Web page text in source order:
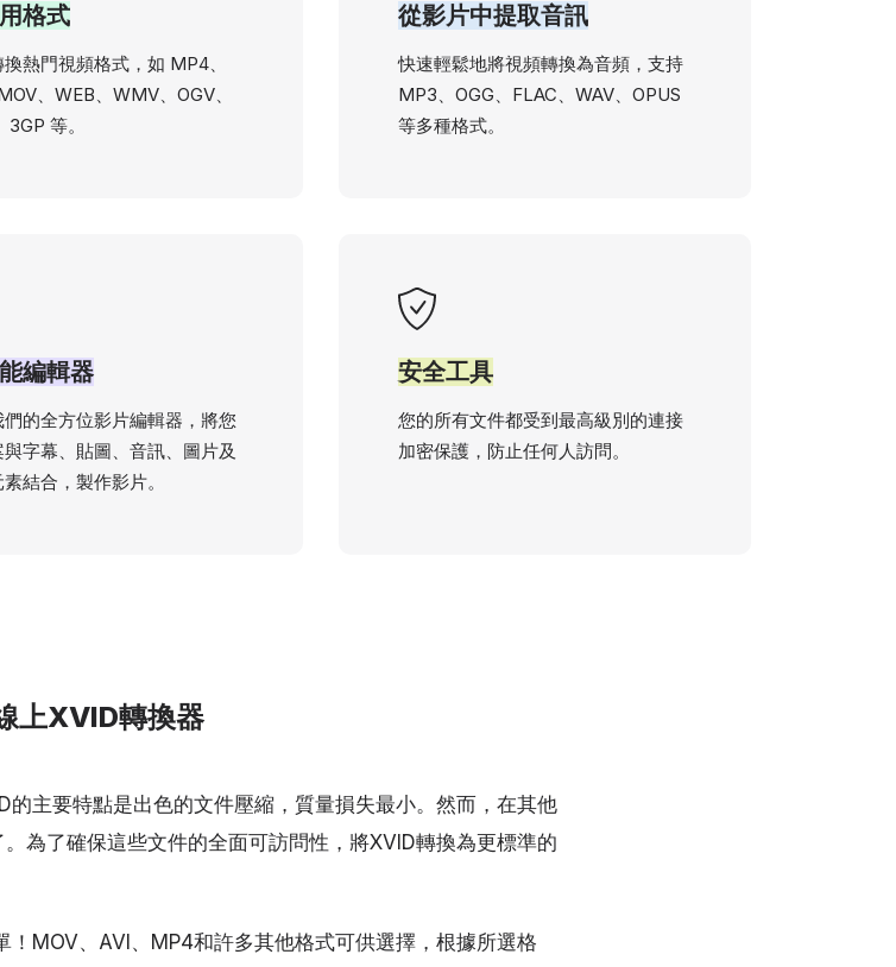
格式
熱門視頻格式，如 MP4、
、WEB、WMV、OGV、
等。
從影片中提取音訊
快速輕鬆地將視頻轉換為音頻，支持
MP3、OGG、FLAC、WAV、OPUS
等多種格式。
編輯器
的全方位影片編輯器，將您
與字幕、貼圖、音訊、圖片及
結合，製作影片。
安全工具
您的所有文件都受到最高級別的連接
加密保護，防止任何人訪問。
上XVID轉換器
主要特點是出色的文件壓縮，質量損失最小。然而，在其他
為了確保這些文件的全面可訪問性，將XVID轉換為更標準的
MOV、AVI、MP4和許多其他格式可供選擇，根據所選格